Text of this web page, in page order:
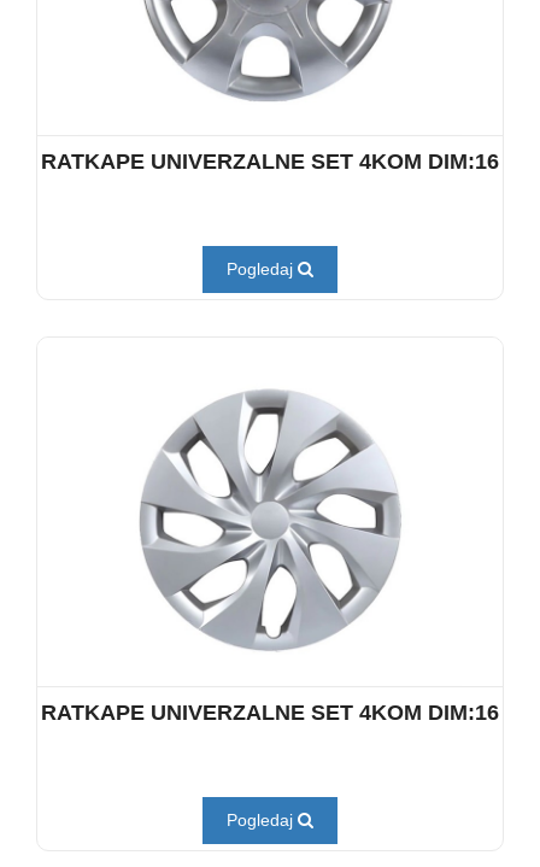
RATKAPE UNIVERZALNE SET 4KOM DIM:16
Pogledaj
RATKAPE UNIVERZALNE SET 4KOM DIM:16
Pogledaj